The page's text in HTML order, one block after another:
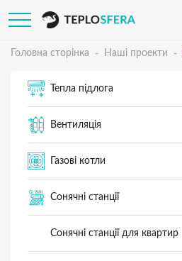
Головна сторінка Наші проекти
Тепла підлога
Вентиляція
Газові котли
Сонячні станції
Сонячні станції для квартир